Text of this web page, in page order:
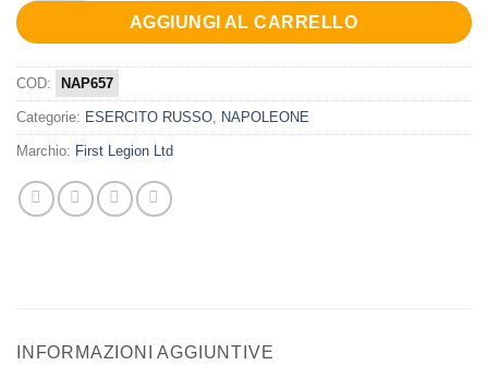
AGGIUNGI AL CARRELLO
COD: NAP657
Categorie: ESERCITO RUSSO NAPOLEONE
Marchio: First Legion Ltd
INFORMAZIONI AGGIUNTIVE